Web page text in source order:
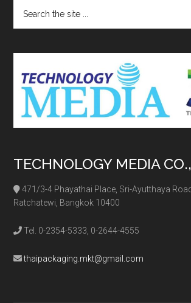
the
TECHNOLOGY MEDIA
471/3-4 Phayathai Place, Sri-Ayutthaya
Ratchatewi, Bangkok 10400
Tel. 0-2354-5333, 0-2644-4555
thaipackaging.mkt@gmail.com